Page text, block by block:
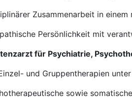
Zusammenarbeit in
Persönlichkeit mit
für Psychiatrie,
und Gruppentherapien
sowie